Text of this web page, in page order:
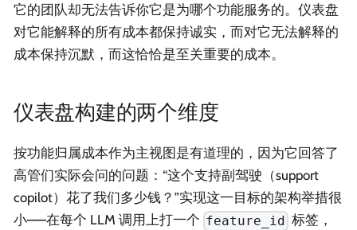
它的团队却无法告诉你它是为哪个功能服务的。仪表盘
对它能解释的所有成本都保持诚实，而对它无法解释的
成本保持沉默，而这恰恰是至关重要的成本。
仪表盘构建的两个维度
按功能归属成本作为主视图是有道理的，因为它回答了
高管们实际会问的问题：“这个支持副驾驶（support
copilot）花了我们多少钱？”实现这一目标的架构举措很
小——在每个 LLM 调用上打一个 feature_id 标签，